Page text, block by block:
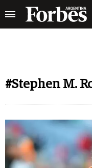
#Stephen M.